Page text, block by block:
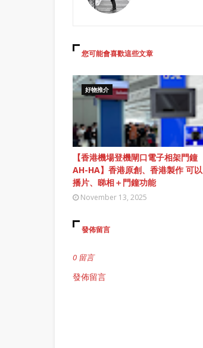
您可能會喜歡這些文章
好物推介
【香港機場登機閘口電子相架門鐘
AH-HA】香港原創、香港製作 可以
播片、睇相＋門鐘功能
November 13, 2025
發佈留言
0 留言
發佈留言